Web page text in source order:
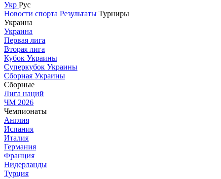
Укр Рус
Новости спорта Результаты Турниры
Украина
Украина
Первая лига
Вторая лига
Кубок Украины
Суперкубок Украины
Сборная Украины
Сборные
Лига наций
ЧМ 2026
Чемпионаты
Англия
Испания
Италия
Германия
Франция
Нидерланды
Турция